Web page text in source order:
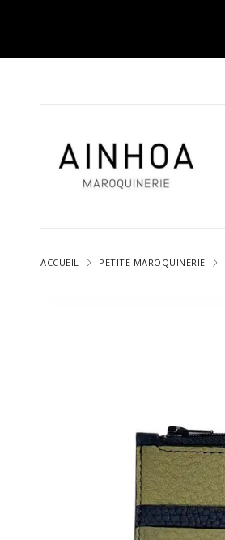
ACCUEIL PETITE MAROQUINERIE